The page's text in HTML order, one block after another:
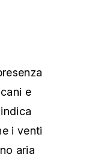
e
i venti
aria